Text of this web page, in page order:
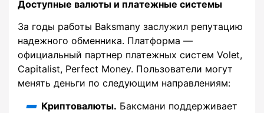
Доступные валюты и платежные системы
За годы работы Baksmany заслужил репутацию
надежного обменника. Платформа —
официальный партнер платежных систем Volet,
Capitalist, Perfect Money. Пользователи могут
менять деньги по следующим направлениям:
Криптовалюты. Баксмани поддерживает